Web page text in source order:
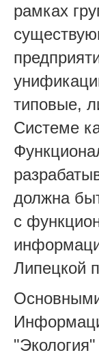
рамках
типовые,
Системе
должна
с
Липецкой